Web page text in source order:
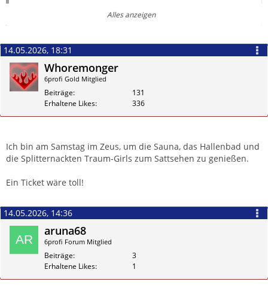
Hallo nogo, seit 1 Jahr hast du kein Bericht mehr
hallo Schallundrauch, noch nie hast du einen Bericht ins
Forum geschrieben von einem Club Besuch. Warum hast du
keinen Bericht geschrieben von deinem schönen Erlebniss
an der Bazuka-party im Zeus?
Alles anzeigen
14.05.2026, 18:31
Whoremonger
6profi Gold Mitglied
Beiträge
131
Erhaltene Likes
336
Ich bin am Samstag im Zeus, um die Sauna, das Hallenbad und
die Splitternackten Traum-Girls zum Sattsehen zu genießen.
Ein Ticket wäre toll!
Zitieren
14.05.2026, 14:36
aruna68
6profi Forum Mitglied
Beiträge
3
Erhaltene Likes
1